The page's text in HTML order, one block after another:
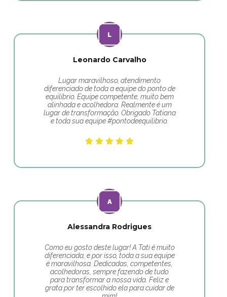
Leonardo Carvalho
Lugar maravilhoso, atendimento
diferenciado de toda a equipe do ponto de
equilíbrio. Equipe competente, muito bem
alinhada e acolhedora. Realmente é um
lugar de transformação. Obrigado Tatiana
e toda sua equipe #pontodeequilibrio.
Alessandra Rodrigues
Como eu gosto deste lugar! A Tati é muito
diferenciada, e por isso, toda a sua equipe
é maravilhosa. Dedicadas, competentes,
acolhedoras, sempre fazendo de tudo
para transformar a nossa vida. Feliz e
grata por ter escolhido ela para cuidar de